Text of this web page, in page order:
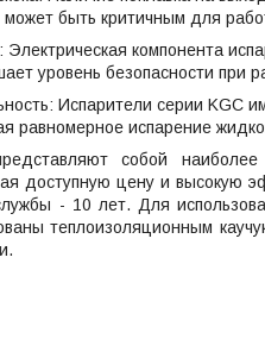
может быть критичным для
компонента
уровень безопасности при
Испарители серии KGC
равномерное испарение
собой
доступную цену и высокую
- 10 лет. Для
теплоизоляционным